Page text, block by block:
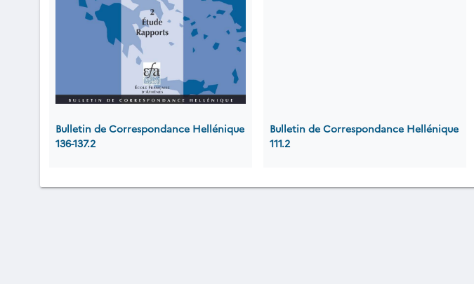
Bulletin de Correspondance Hellénique
136-137.2
Bulletin de Correspondance Hellénique
111.2